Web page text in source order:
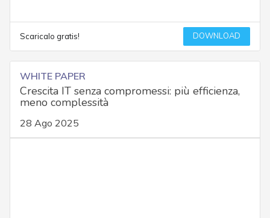
Scaricalo gratis! DOWNLOAD
WHITE PAPER
Crescita IT senza compromessi: più efficienza,
meno complessità
28 Ago 2025